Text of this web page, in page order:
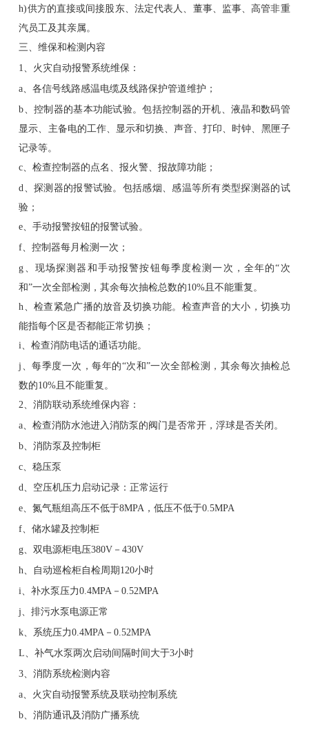
h)供方的直接或间接股东、法定代表人、董事、监事、高管非重
汽员工及其亲属。
三、维保和检测内容
1、火灾自动报警系统维保：
a、各信号线路感温电缆及线路保护管道维护；
b、控制器的基本功能试验。包括控制器的开机、液晶和数码管
显示、主备电的工作、显示和切换、声音、打印、时钟、黑匣子
记录等。
c、检查控制器的点名、报火警、报故障功能；
d、探测器的报警试验。包括感烟、感温等所有类型探测器的试
验；
e、手动报警按钮的报警试验。
f、控制器每月检测一次；
g、现场探测器和手动报警按钮每季度检测一次，全年的“次
和”一次全部检测，其余每次抽检总数的10%且不能重复。
h、检查紧急广播的放音及切换功能。检查声音的大小，切换功
能指每个区是否都能正常切换；
i、检查消防电话的通话功能。
j、每季度一次，每年的“次和”一次全部检测，其余每次抽检总
数的10%且不能重复。
2、消防联动系统维保内容：
a、检查消防水池进入消防泵的阀门是否常开，浮球是否关闭。
b、消防泵及控制柜
c、稳压泵
d、空压机压力启动记录：正常运行
e、氮气瓶组高压不低于8MPA，低压不低于0.5MPA
f、储水罐及控制柜
g、双电源柜电压380V－430V
h、自动巡检柜自检周期120小时
i、补水泵压力0.4MPA－0.52MPA
j、排污水泵电源正常
k、系统压力0.4MPA－0.52MPA
L、补气水泵两次启动间隔时间大于3小时
3、消防系统检测内容
a、火灾自动报警系统及联动控制系统
b、消防通讯及消防广播系统